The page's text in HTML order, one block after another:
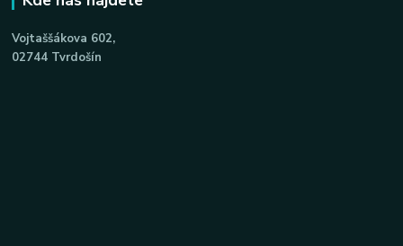
Vojtaššákova 602,
02744 Tvrdošín